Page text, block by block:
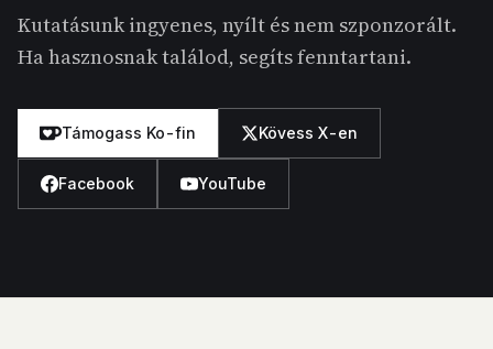
Kutatásunk ingyenes, nyílt és nem szponzorált.
Ha hasznosnak találod, segíts fenntartani.
Támogass Ko-fin Kövess X-en
Facebook YouTube